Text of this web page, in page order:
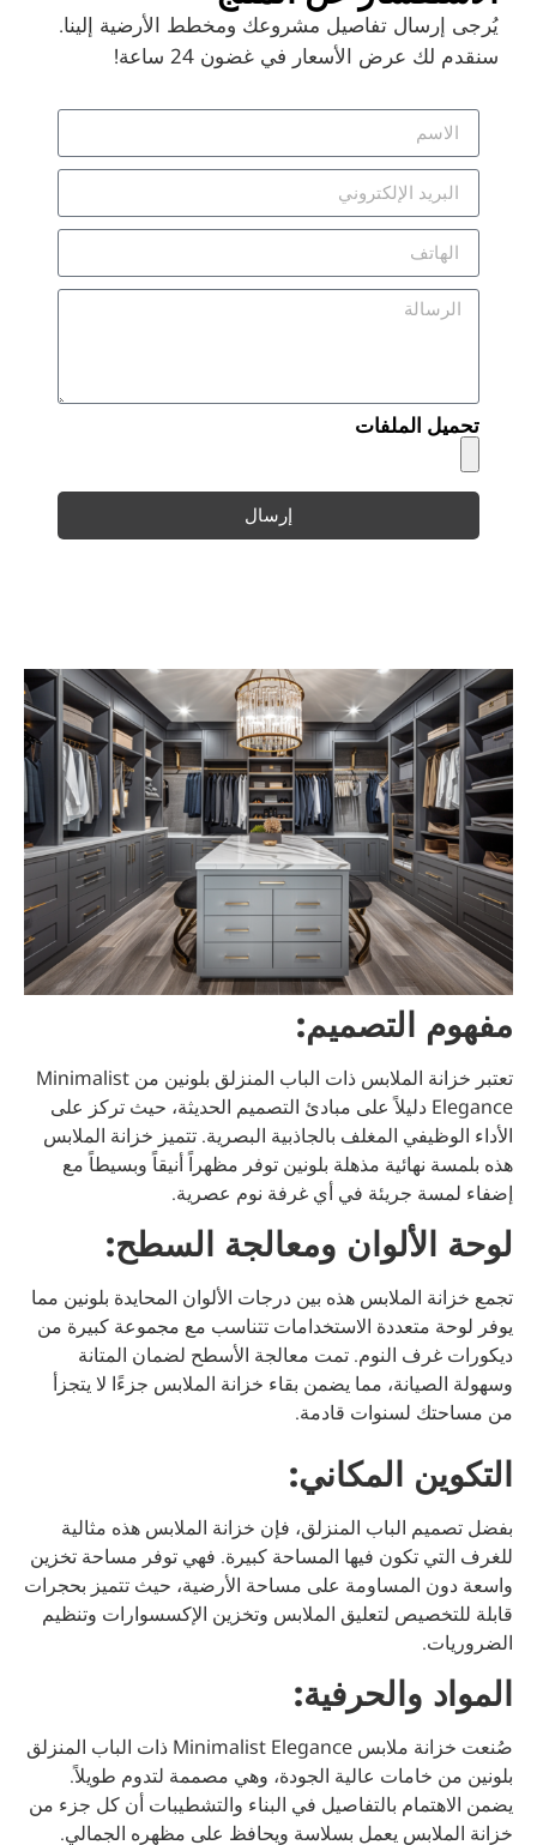
يُرجى إرسال تفاصيل مشروعك ومخطط الأرضية إلينا.
سنقدم لك عرض الأسعار في غضون 24 ساعة!
تحميل الملفات
إرسال
مفهوم التصميم:
تعتبر خزانة الملابس ذات الباب المنزلق بلونين من Minimalist
Elegance دليلاً على مبادئ التصميم الحديثة، حيث تركز على
الأداء الوظيفي المغلف بالجاذبية البصرية. تتميز خزانة الملابس
هذه بلمسة نهائية مذهلة بلونين توفر مظهراً أنيقاً وبسيطاً مع
إضفاء لمسة جريئة في أي غرفة نوم عصرية.
لوحة الألوان ومعالجة السطح:
تجمع خزانة الملابس هذه بين درجات الألوان المحايدة بلونين مما
يوفر لوحة متعددة الاستخدامات تتناسب مع مجموعة كبيرة من
ديكورات غرف النوم. تمت معالجة الأسطح لضمان المتانة
وسهولة الصيانة، مما يضمن بقاء خزانة الملابس جزءًا لا يتجزأ
من مساحتك لسنوات قادمة.
التكوين المكاني:
بفضل تصميم الباب المنزلق، فإن خزانة الملابس هذه مثالية
للغرف التي تكون فيها المساحة كبيرة. فهي توفر مساحة تخزين
واسعة دون المساومة على مساحة الأرضية، حيث تتميز بحجرات
قابلة للتخصيص لتعليق الملابس وتخزين الإكسسوارات وتنظيم
الضروريات.
المواد والحرفية:
صُنعت خزانة ملابس Minimalist Elegance ذات الباب المنزلق
بلونين من خامات عالية الجودة، وهي مصممة لتدوم طويلاً.
يضمن الاهتمام بالتفاصيل في البناء والتشطيبات أن كل جزء من
خزانة الملابس يعمل بسلاسة ويحافظ على مظهره الجمالي.